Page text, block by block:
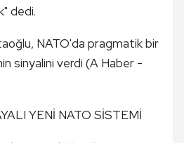
dedi.
NATO'da pragmatik bir
sinyalini verdi (A Haber -
YENİ NATO SİSTEMİ